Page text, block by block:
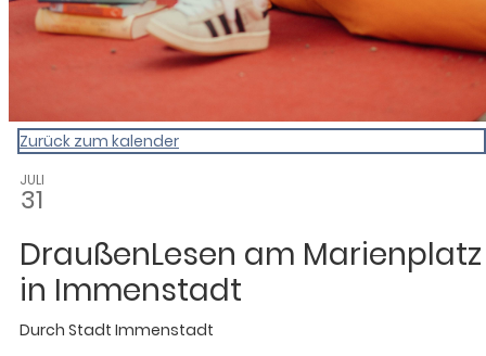
Zurück zum kalender
JULI
31
DraußenLesen am Marienplatz
in Immenstadt
Durch Stadt Immenstadt